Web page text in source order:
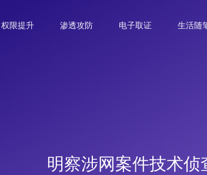
权限提升 渗透攻防 电子取证 生活随
明察涉网案件技术侦